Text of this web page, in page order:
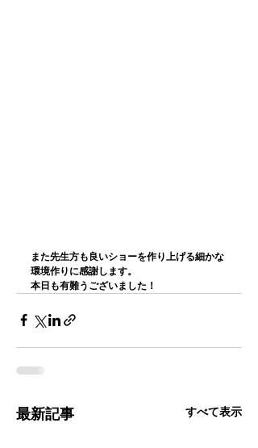
また先生方も良いショーを作り上げる細かな
環境作りに感謝します。
本日も有難うございました！
最新記事 すべて表示